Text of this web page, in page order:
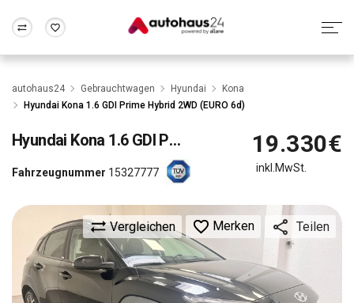
Zum Antrag
Wir bewerten dein Auto
Alle Fragen & Antworten
Rund um die Inzahlungnahme
Frankfurt Wuppertal
autohaus24 Gebrauchtwagen Hyundai
Kona
Hyundai Kona 1.6 GDI Prime Hybrid 2WD (EURO 6d)
Hyundai Kona 1.6 GDI Prime Hybrid 2WD (EURO 6d)
Fahrzeugnummer 15327777
Vergleichen Merken Teilen
19.330€
inkl.MwSt.